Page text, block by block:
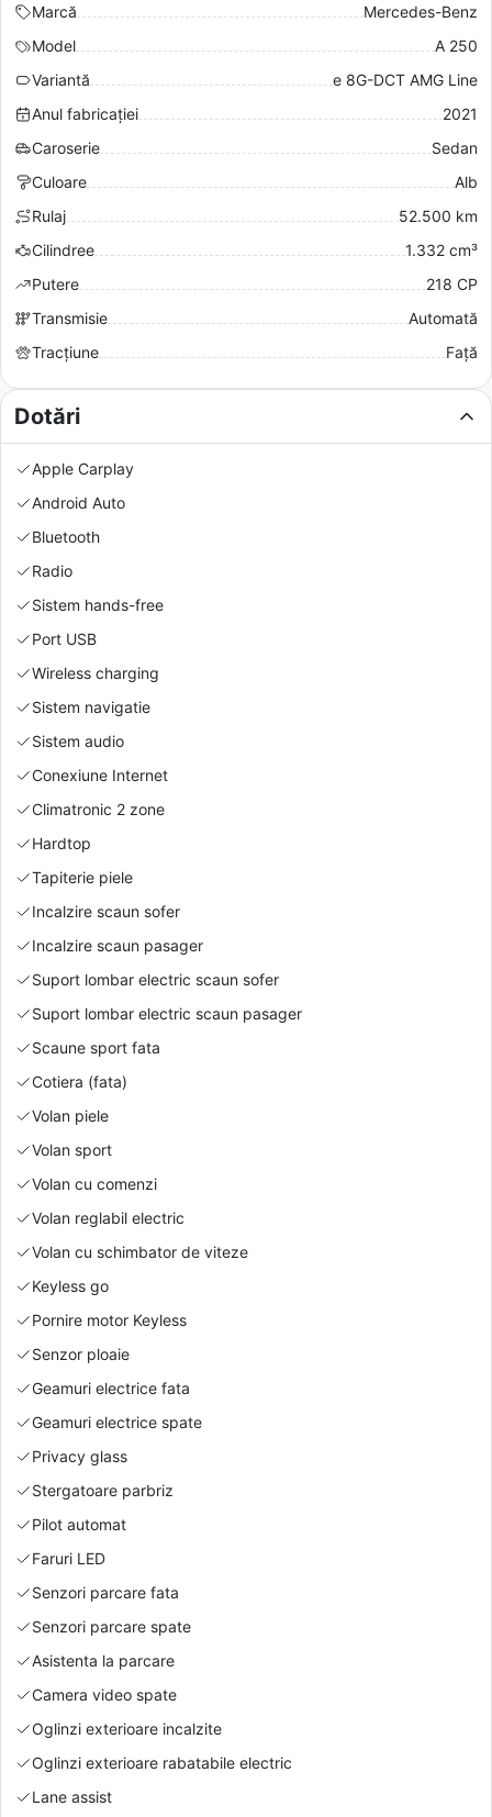
Marcă
Mercedes-Benz
Model
A 250
Variantă
e 8G-DCT AMG Line
Anul fabricației
2021
Caroserie
Sedan
Culoare
Alb
Rulaj
52.500 km
Cilindree
1.332 cm³
Putere
218 CP
Transmisie
Automată
Tracțiune
Față
Dotări
Apple Carplay
Android Auto
Bluetooth
Radio
Sistem hands-free
Port USB
Wireless charging
Sistem navigatie
Sistem audio
Conexiune Internet
Climatronic 2 zone
Hardtop
Tapiterie piele
Incalzire scaun sofer
Incalzire scaun pasager
Suport lombar electric scaun sofer
Suport lombar electric scaun pasager
Scaune sport fata
Cotiera (fata)
Volan piele
Volan sport
Volan cu comenzi
Volan reglabil electric
Volan cu schimbator de viteze
Keyless go
Pornire motor Keyless
Senzor ploaie
Geamuri electrice fata
Geamuri electrice spate
Privacy glass
Stergatoare parbriz
Pilot automat
Faruri LED
Senzori parcare fata
Senzori parcare spate
Asistenta la parcare
Camera video spate
Oglinzi exterioare incalzite
Oglinzi exterioare rabatabile electric
Lane assist